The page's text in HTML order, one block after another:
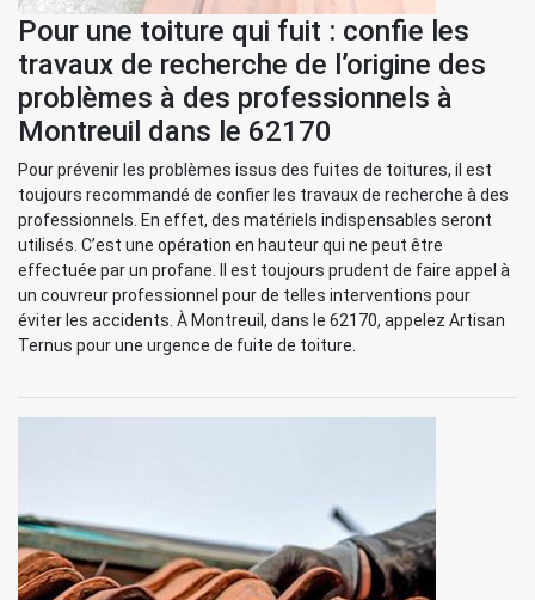
Pour une toiture qui fuit : confie les
travaux de recherche de l’origine des
problèmes à des professionnels à
Montreuil dans le 62170
Pour prévenir les problèmes issus des fuites de toitures, il est
toujours recommandé de confier les travaux de recherche à des
professionnels. En effet, des matériels indispensables seront
utilisés. C’est une opération en hauteur qui ne peut être
effectuée par un profane. Il est toujours prudent de faire appel à
un couvreur professionnel pour de telles interventions pour
éviter les accidents. À Montreuil, dans le 62170, appelez Artisan
Ternus pour une urgence de fuite de toiture.